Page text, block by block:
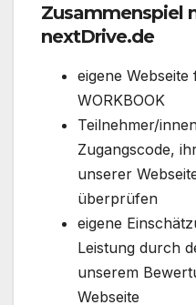
Zusammenspiel
nextDrive.de
eigene
WORKBOOK
Teilnehmer/
Zugangscode,
unserer
überprüfen
eigene
Leistung durch
unserem
Webseite